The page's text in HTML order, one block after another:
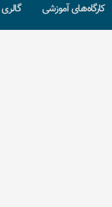
کارگاه‌های آموزشی